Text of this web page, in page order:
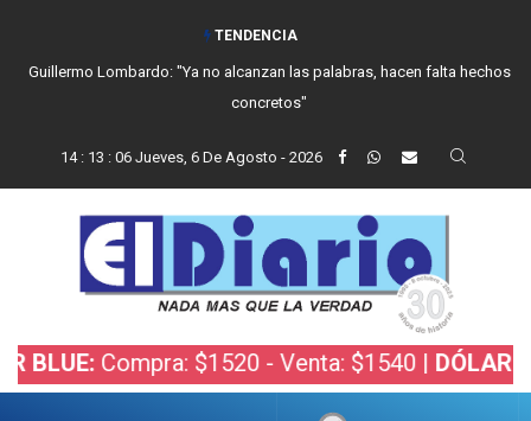
TENDENCIA
Guillermo Lombardo: "Ya no alcanzan las palabras, hacen falta hechos
concretos"
14: 13 : 07 Jueves, 6 De Agosto - 2026
$1520 - Venta: $1540 |DÓLAR BOLSA: